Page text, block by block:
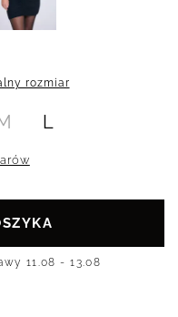
L
rozmiar
11.08 - 13.08